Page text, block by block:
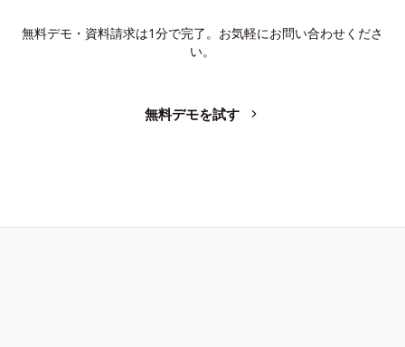
無料デモ・資料請求は1分で完了。お気軽にお問い合わせくださ
い。
無料デモを試す